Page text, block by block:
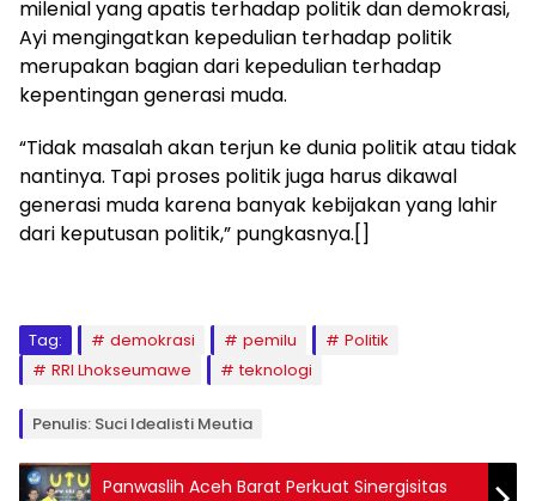
milenial yang apatis terhadap politik dan demokrasi,
Ayi mengingatkan kepedulian terhadap politik
merupakan bagian dari kepedulian terhadap
kepentingan generasi muda.
“Tidak masalah akan terjun ke dunia politik atau tidak
nantinya. Tapi proses politik juga harus dikawal
generasi muda karena banyak kebijakan yang lahir
dari keputusan politik,” pungkasnya.[]
Tag: demokrasi pemilu
Politik
RRI Lhokseumawe
teknologi
Penulis: Suci Idealisti Meutia
Panwaslih Aceh Barat Perkuat Sinergisitas